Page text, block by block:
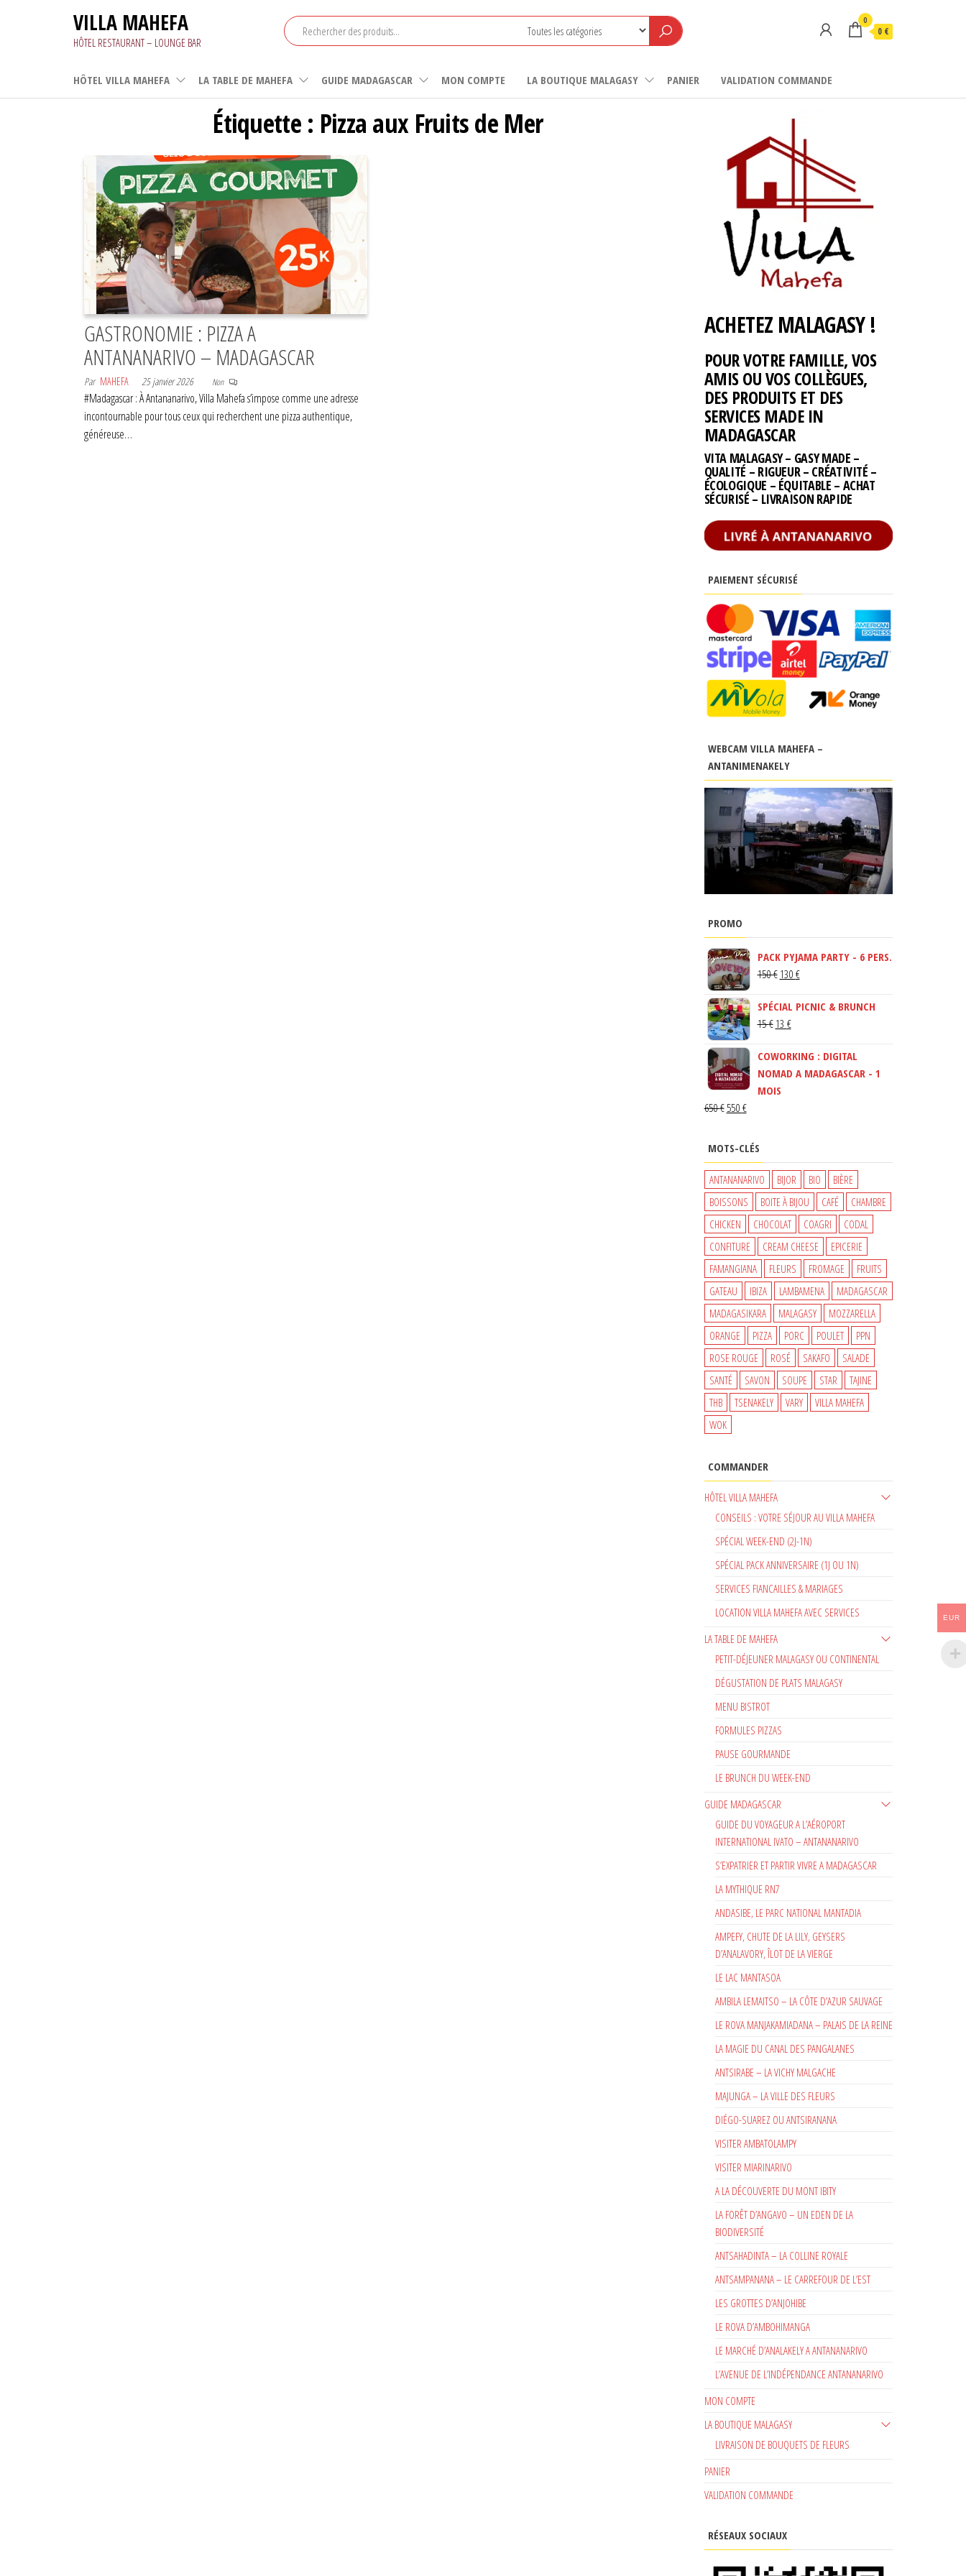
VILLA MAHEFA
HÔTEL RESTAURANT – LOUNGE BAR
0
0 €
HÔTEL VILLA MAHEFA LA TABLE DE MAHEFA GUIDE MADAGASCAR MON COMPTE LA BOUTIQUE MALAGASY PANIER VALIDATION COMMANDE
Étiquette : Pizza aux Fruits de Mer
GASTRONOMIE : PIZZA A
ANTANANARIVO – MADAGASCAR
Par MAHEFA 25 janvier 2026 Non
#Madagascar : À Antananarivo, Villa Mahefa s’impose comme une adresse
incontournable pour tous ceux qui recherchent une pizza authentique,
généreuse…
ACHETEZ MALAGASY !
POUR VOTRE FAMILLE, VOS
AMIS OU VOS COLLÈGUES,
DES PRODUITS ET DES
SERVICES MADE IN
MADAGASCAR
VITA MALAGASY – GASY MADE –
QUALITÉ – RIGUEUR – CRÉATIVITÉ –
ÉCOLOGIQUE – ÉQUITABLE – ACHAT
SÉCURISÉ – LIVRAISON RAPIDE
PAIEMENT SÉCURISÉ
WEBCAM VILLA MAHEFA –
ANTANIMENAKELY
PROMO
PACK PYJAMA PARTY - 6 PERS.
150€ LE
INITIAL
ÉTAIT :
130 €LE
ACTUEL
SPÉCIAL PICNIC & BRUNCH
15€ LE
INITIAL
ÉTAIT :
15 €.
13 €LE
ACTUEL
EST :
COWORKING : DIGITAL
NOMAD A MADAGASCAR - 1
MOIS
650€ LE
650 €.
550 €LE
ACTUEL
550 €.
MOTS-CLÉS
ANTANANARIVO BIJOR BIO
BIÈRE
BOISSONS
BOITE À BIJOU CAFÉ
CHAMBRE
CHICKEN
CHOCOLAT COAGRI
CODAL
CONFITURE
CREAM CHEESE
EPICERIE
FAMANGIANA
FLEURS FROMAGE
FRUITS
GATEAU
IBIZA LAMBAMENA
MADAGASCAR
MADAGASIKARA
MALAGASY
MOZZARELLA
ORANGE
PIZZA PORC POULET
PPN
ROSE ROUGE
ROSÉ SAKAFO
SALADE
SANTÉ
SAVON SOUPE STAR
TAJINE
THB
TSENAKELY VARY
VILLA MAHEFA
WOK
COMMANDER
HÔTEL VILLA MAHEFA
CONSEILS : VOTRE SÉJOUR AU VILLA MAHEFA
SPÉCIAL WEEK-END (2J-1N)
SPÉCIAL PACK ANNIVERSAIRE (1J OU 1N)
SERVICES FIANCAILLES & MARIAGES
LOCATION VILLA MAHEFA AVEC SERVICES
LA TABLE DE MAHEFA
PETIT-DÉJEUNER MALAGASY OU CONTINENTAL
DÉGUSTATION DE PLATS MALAGASY
MENU BISTROT
FORMULES PIZZAS
PAUSE GOURMANDE
LE BRUNCH DU WEEK-END
GUIDE MADAGASCAR
GUIDE DU VOYAGEUR A L’AÉROPORT
INTERNATIONAL IVATO – ANTANANARIVO
S’EXPATRIER ET PARTIR VIVRE A MADAGASCAR
LA MYTHIQUE RN7
ANDASIBE, LE PARC NATIONAL MANTADIA
AMPEFY, CHUTE DE LA LILY, GEYSERS
D’ANALAVORY, ÎLOT DE LA VIERGE
LE LAC MANTASOA
AMBILA LEMAITSO – LA CÔTE D’AZUR SAUVAGE
LE ROVA MANJAKAMIADANA – PALAIS DE LA REINE
LA MAGIE DU CANAL DES PANGALANES
ANTSIRABE – LA VICHY MALGACHE
MAJUNGA – LA VILLE DES FLEURS
DIÉGO-SUAREZ OU ANTSIRANANA
VISITER AMBATOLAMPY
VISITER MIARINARIVO
A LA DÉCOUVERTE DU MONT IBITY
LA FORÊT D’ANGAVO – UN EDEN DE LA
BIODIVERSITÉ
ANTSAHADINTA – LA COLLINE ROYALE
ANTSAMPANANA – LE CARREFOUR DE L’EST
LES GROTTES D’ANJOHIBE
LE ROVA D’AMBOHIMANGA
LE MARCHÉ D’ANALAKELY A ANTANANARIVO
L’AVENUE DE L’INDÉPENDANCE ANTANANARIVO
MON COMPTE
LA BOUTIQUE MALAGASY
LIVRAISON DE BOUQUETS DE FLEURS
PANIER
VALIDATION COMMANDE
RÉSEAUX SOCIAUX
EUR